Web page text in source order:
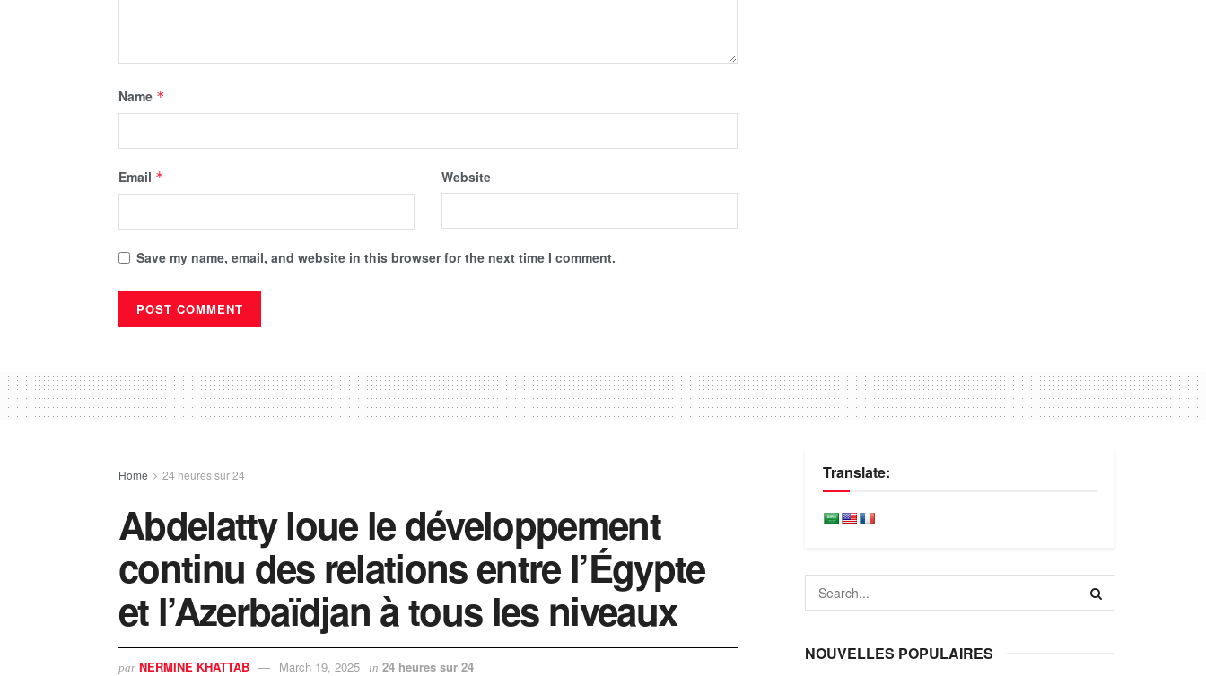
Name *
Email * Website
Save my name, email, and website in this browser for the next time I comment.
Home 24 heures sur 24
Abdelatty loue le développement
continu des relations entre l’Égypte
et l’Azerbaïdjan à tous les niveaux
par NERMINE KHATTAB March 19, 2025 in 24 heures sur 24
Translate:
NOUVELLES POPULAIRES